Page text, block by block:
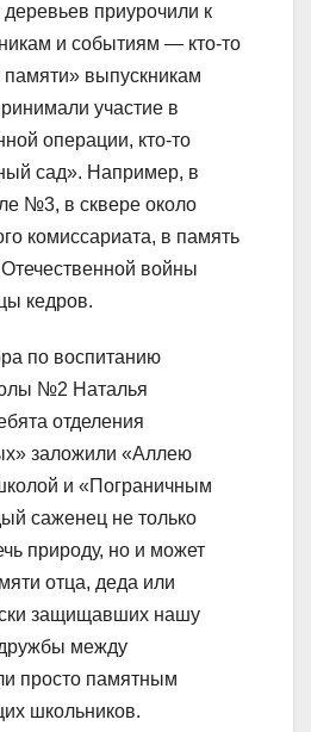
приурочили к
и событиям — кто-то
выпускникам
участие в
операции, кто-то
сад». Например, в
№3, в сквере около
комиссариата, в память
войны
кедров.
по воспитанию
№2 Наталья
отделения
заложили «Аллею
и «Пограничным
саженец не только
природу, но и может
отца, деда или
защищавших нашу
между
просто памятным
школьников.